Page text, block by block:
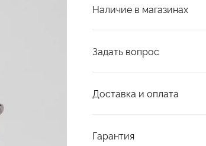
Наличие в магазинах
Задать вопрос
Доставка и оплата
Гарантия